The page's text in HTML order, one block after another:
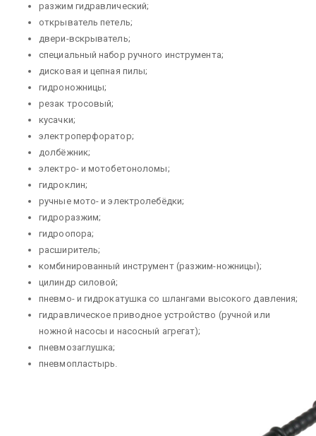
разжим гидравлический;
открыватель петель;
двери-вскрыватель;
специ­альный набор ручного инструмента;
дисковая и цепная пилы;
гидроножницы;
резак тросовый;
кусачки;
электроперфоратор;
долбёжник;
электро- и мотобетоноломы;
гидроклин;
ручные мото- и электролебёд­ки;
гидроразжим;
гидроопора;
расширитель;
комбинированный инструмент (разжим-ножницы);
ци­линдр силовой;
пневмо- и гидрокатушка со шлангами высокого давления;
гидравлическое приводное устройство (ручной или
ножной насосы и насосный агрегат);
пневмозаглушка;
пневмопластырь.